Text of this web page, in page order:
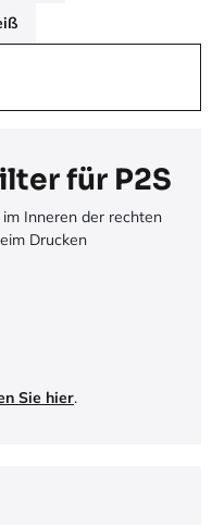
für P2S
Inneren der rechten
Drucken
Sie hier.